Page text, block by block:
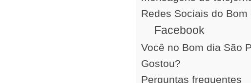
Redes Sociais do Bom
Facebook
Você no Bom dia São
Gostou?
Perguntas frequentes